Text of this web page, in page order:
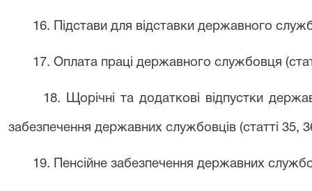
16. Підстави для відставки державного
17. Оплата праці державного службовця
18. Щорічні та додаткові відпустки
забезпечення державних службовців (статті 35,
19. Пенсійне забезпечення державних